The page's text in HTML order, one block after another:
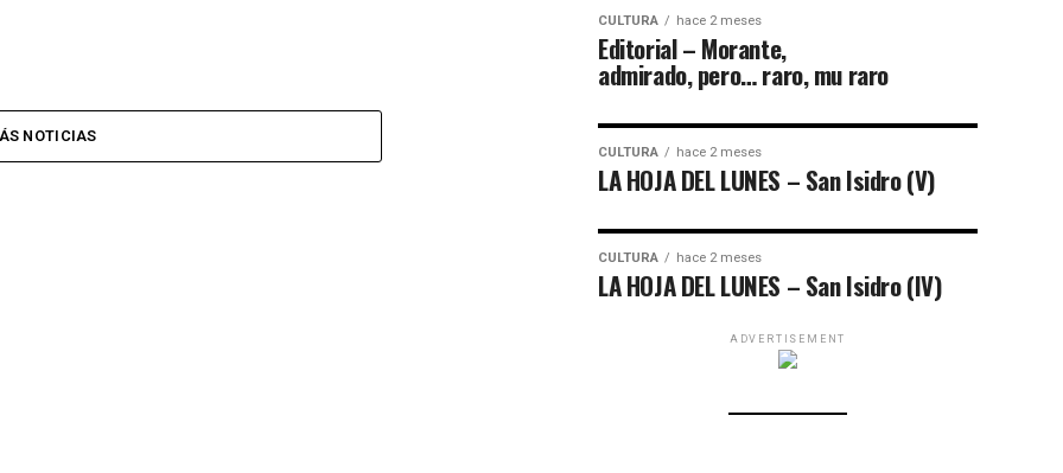
NOTICIAS
CULTURA hace 2 meses
Editorial – Morante,
admirado, pero… raro, mu raro
CULTURA hace 2 meses
LA HOJA DEL LUNES – San Isidro (V)
CULTURA hace 2 meses
LA HOJA DEL LUNES – San Isidro (IV)
ADVERTISEMENT